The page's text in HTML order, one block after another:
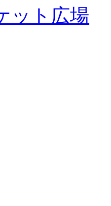
ット広場